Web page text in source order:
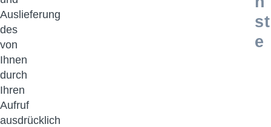
Auslieferung
des
von
Ihnen
durch
Ihren
Aufruf
ausdrücklich
st
e